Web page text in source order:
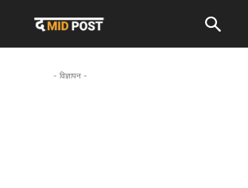
- विज्ञापन -